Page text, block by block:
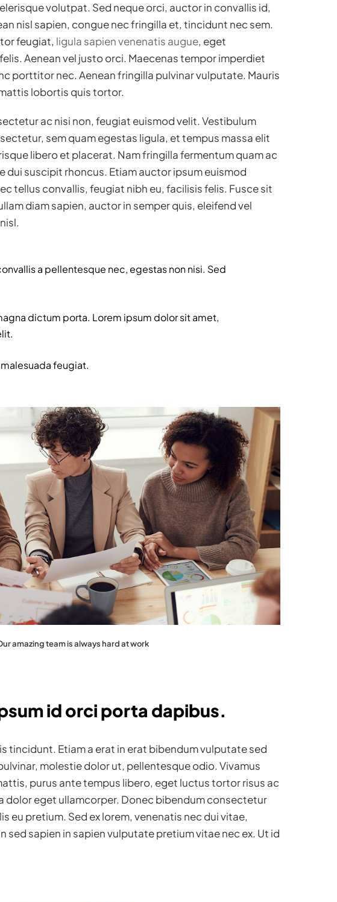
volutpat. Sed neque orci, auctor in convallis id,
nisl sapien, congue nec fringilla et, tincidunt nec sem.
feugiat, ligula sapien venenatis augue, eget
Aenean vel justo orci. Maecenas tempor imperdiet
porttitor nec. Aenean fringilla pulvinar vulputate. Mauris
lobortis quis tortor.
ac nisi non, feugiat euismod velit. Vestibulum
sem quam egestas ligula, et tempus massa elit
libero et placerat. Nam fringilla fermentum quam ac
dui suscipit rhoncus. Etiam auctor ipsum euismod
tellus convallis, feugiat nibh eu, facilisis felis. Fusce sit
diam sapien, auctor in semper quis, eleifend vel
a pellentesque nec, egestas non nisi. Sed
dictum porta. Lorem ipsum dolor sit amet,
feugiat.
amazing team is always hard at work
id orci porta dapibus.
tincidunt. Etiam a erat in erat bibendum vulputate sed
molestie dolor ut, pellentesque odio. Vivamus
purus ante tempus libero, eget luctus tortor risus ac
dolor eget ullamcorper. Donec bibendum consectetur
eu pretium. Sed ex lorem, venenatis nec dui vitae,
sed sapien in sapien vulputate pretium vitae nec ex. Ut id